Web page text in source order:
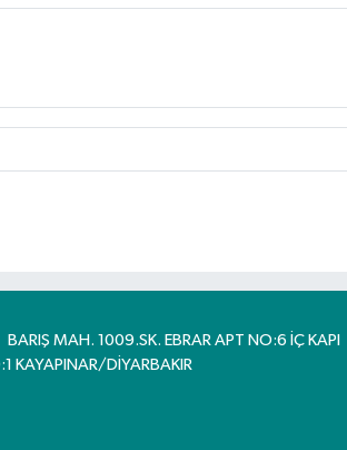
BARIŞ MAH. 1009.SK. EBRAR APT NO:6 İÇ KAPI
KAYAPINAR/DİYARBAKIR